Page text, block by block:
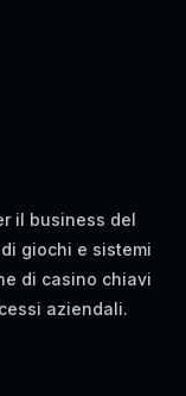
il business del
giochi e sistemi
di casino chiavi
aziendali.